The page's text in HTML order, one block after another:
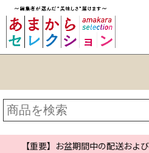
【重要】お盆期間中の配送およ